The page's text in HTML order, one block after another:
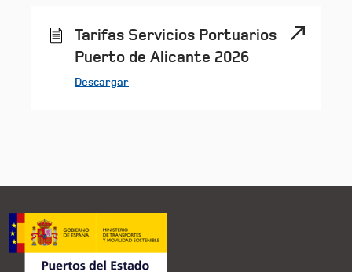
Tarifas Servicios Portuarios
Puerto de Alicante 2026
Descargar